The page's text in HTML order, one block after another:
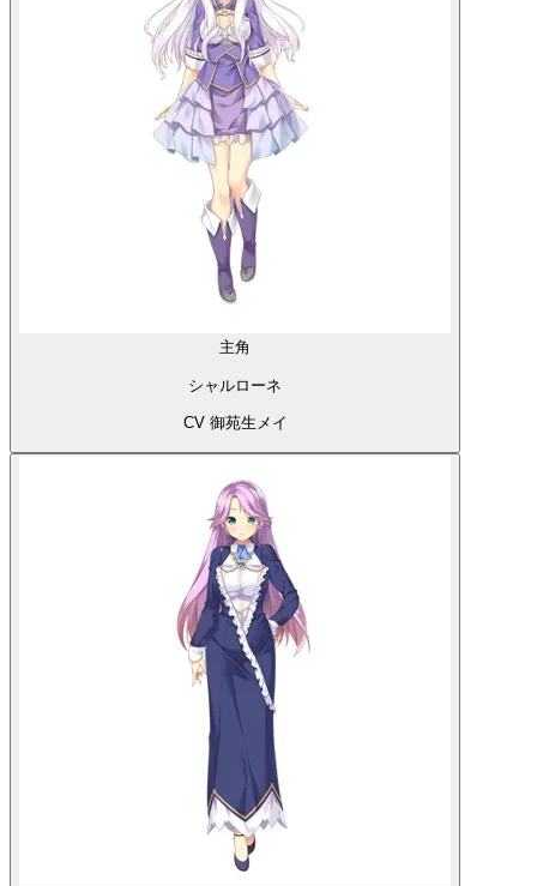
主角
シャルローネ
CV 御苑生メイ